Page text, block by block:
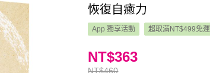
恢復自癒力
App 獨享活動 超取滿NT$499免運
NT$460
NT$363